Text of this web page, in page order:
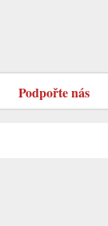
Podpořte nás